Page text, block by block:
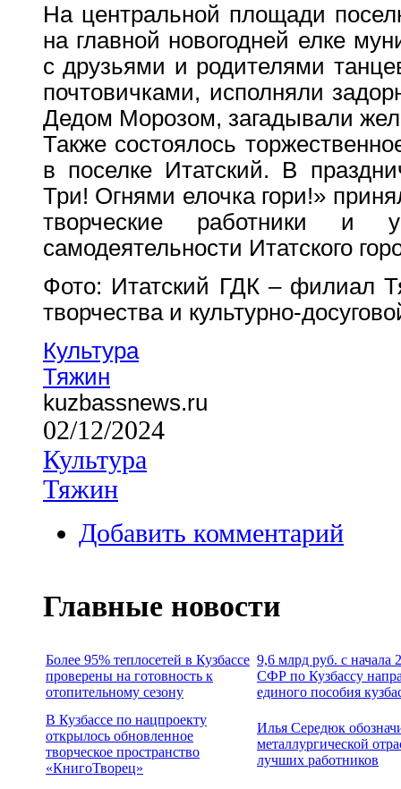
На центральной площади
на главной новогодней елке
с друзьями и родителями
почтовичками, исполняли
Дедом Морозом, загадывали
Также состоялось
в поселке Итатский. В
Три! Огнями елочка гори!»
творческие работники и
самодеятельности Итатского
Фото: Итатский ГДК – филиал
творчества и культурно-
Культура
Тяжин
kuzbassnews.ru
02/12/2024
Культура
Тяжин
Добавить комментарий
Главные новости
Более 95% теплосетей в Кузбассе
проверены на готовность к
отопительному сезону
9,6 млрд руб. с начала
СФР по Кузбассу
единого пособия
В Кузбассе по нацпроекту
открылось обновленное
творческое пространство
«КнигоТворец»
Илья Середюк
металлургической
лучших работников